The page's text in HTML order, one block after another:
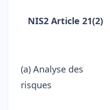
NIS2 Article 21(2)
(a) Analyse des
risques